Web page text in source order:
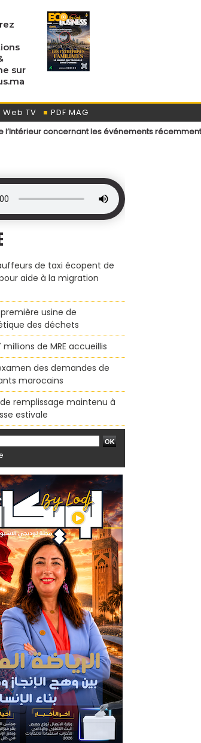
sur
Web TV
PDF MAG
les événements récemment survenus aux
de taxi écopent de
aide à la migration
usine de
des déchets
de MRE accueillis
des demandes de
marocains
remplissage maintenu à
estivale